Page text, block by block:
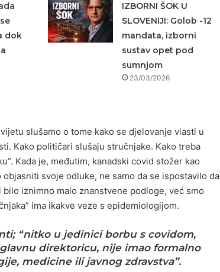
dok
IZBORNI ŠOK U
SLOVENIJI: Golob -12
mandata, izborni
sustav opet pod
sumnjom
23/03/2026
slušamo o tome kako se djelovanje vlasti u
Kako političari slušaju stručnjake. Kako treba
Kada je, međutim, kanadski covid stožer kao
svoje odluke, ne samo da se ispostavilo da
iznimno malo znanstvene podloge, već smo
ima ikakve veze s epidemiologijom.
“nitko u jedinici borbu s covidom,
direktoricu, nije imao formalno
medicine ili javnog zdravstva”.